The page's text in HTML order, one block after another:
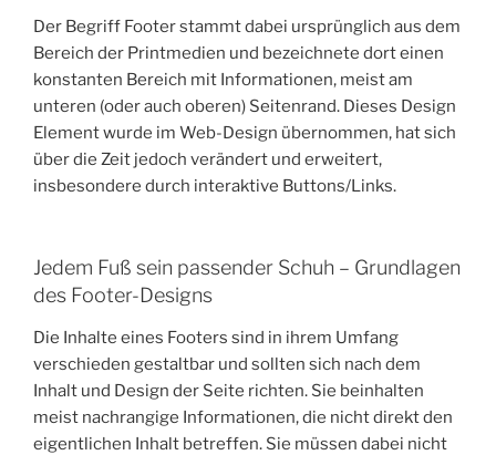
Der Begriff Footer stammt dabei ursprünglich aus dem
Bereich der Printmedien und bezeichnete dort einen
konstanten Bereich mit Informationen, meist am
unteren (oder auch oberen) Seitenrand. Dieses Design
Element wurde im Web-Design übernommen, hat sich
über die Zeit jedoch verändert und erweitert,
insbesondere durch interaktive Buttons/Links.
Jedem Fuß sein passender Schuh – Grundlagen
des Footer-Designs
Die Inhalte eines Footers sind in ihrem Umfang
verschieden gestaltbar und sollten sich nach dem
Inhalt und Design der Seite richten. Sie beinhalten
meist nachrangige Informationen, die nicht direkt den
eigentlichen Inhalt betreffen. Sie müssen dabei nicht